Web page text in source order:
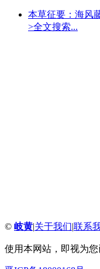
本草征要：海风
>全文搜索...
© 岐黄|关于我们|联系
使用本网站，即视为